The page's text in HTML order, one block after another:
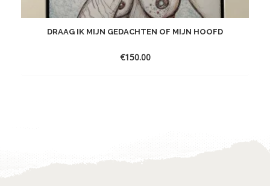
DRAAG IK MIJN GEDACHTEN OF MIJN HOOFD
€150.00